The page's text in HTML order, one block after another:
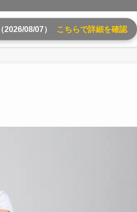
（2026/08/07） こちらで詳細を確認